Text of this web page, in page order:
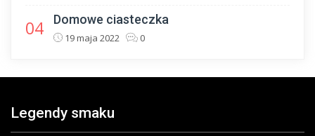
04 Domowe ciasteczka
19 maja 2022 0
Legendy smaku